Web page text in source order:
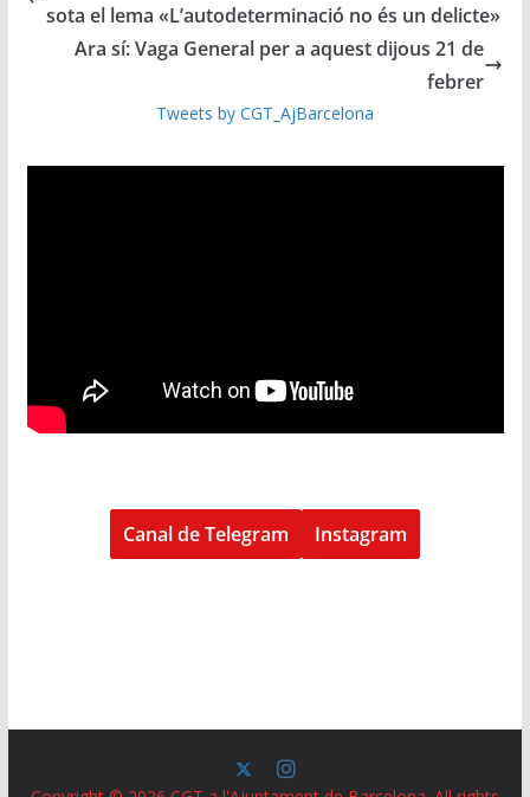
sota el lema «L’autodeterminació no és un delicte»
Ara sí: Vaga General per a aquest dijous 21 de
febrer
Tweets by CGT_AjBarcelona
Canal de Telegram Instagram